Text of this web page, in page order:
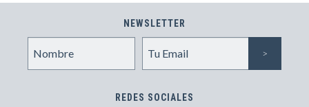
NEWSLETTER
REDES SOCIALES